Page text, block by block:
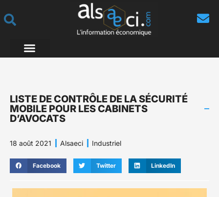
LISTE DE CONTRÔLE DE LA SÉCURITÉ
MOBILE POUR LES CABINETS
D’AVOCATS
18 août 2021 Alsaeci Industriel
Facebook Twitter LinkedIn